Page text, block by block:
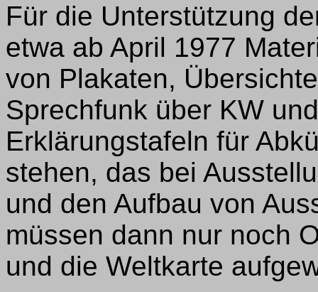
Für die Unterstützung
etwa ab April 1977
von Plakaten,
Sprechfunk über KW
Erklärungstafeln für
stehen, das bei
und den Aufbau von
müssen dann nur noch
und die Weltkarte